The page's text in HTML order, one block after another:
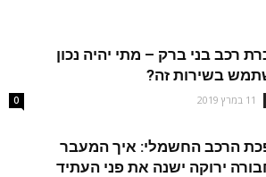
רכב בני ברק – מתי יהיה נכון
בשירות זה?
11 במרץ 2019 0
הרכב החשמלי: איך המעבר
ירוקה ישנה את פני העתיד